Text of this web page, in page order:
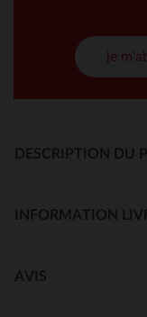
je
DESCRIPTION DU
INFORMATION
AVIS